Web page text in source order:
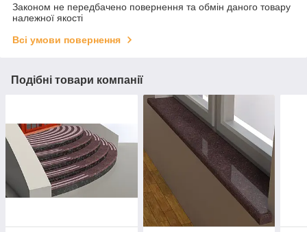
Законом не передбачено повернення та обмін даного товару
належної якості
Всі умови повернення
Подібні товари компанії